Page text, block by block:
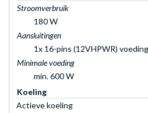
Stroomverbruik
180 W
Aansluitingen
1x 16-pins (12VHPWR)
Minimale voeding
min. 600 W
Koeling
Actieve koeling